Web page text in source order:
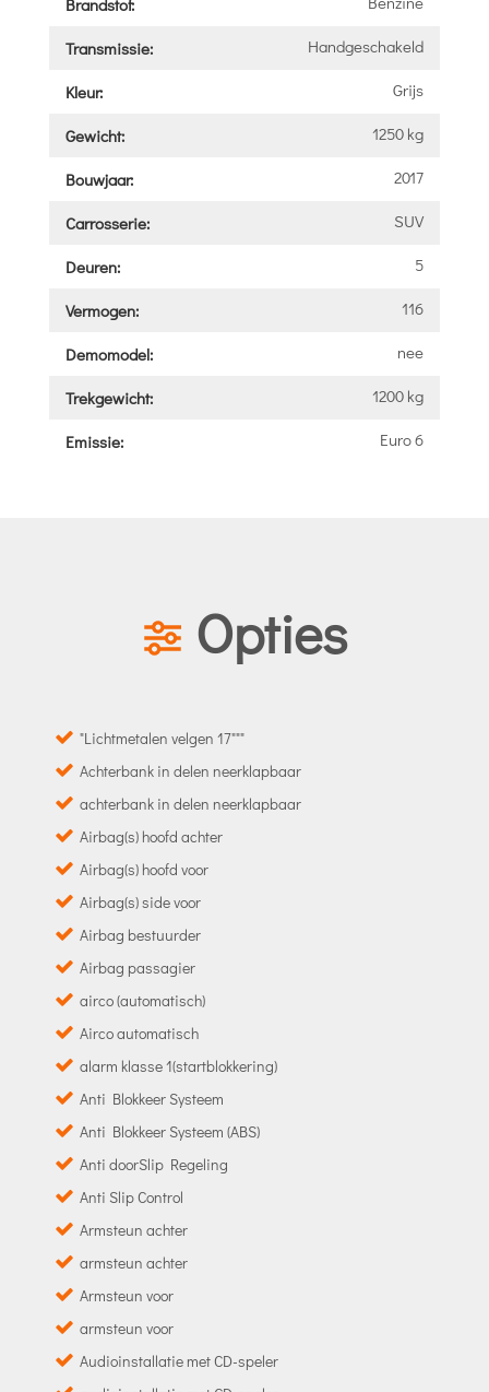
Transmissie: Handgeschakeld
Kleur: Grijs
Gewicht: 1250 kg
Bouwjaar: 2017
Carrosserie: SUV
Deuren: 5
Vermogen: 116
Demomodel: nee
Trekgewicht: 1200 kg
Emissie: Euro 6
Opties
"Lichtmetalen velgen 17"""
Achterbank in delen neerklapbaar
achterbank in delen neerklapbaar
Airbag(s) hoofd achter
Airbag(s) hoofd voor
Airbag(s) side voor
Airbag bestuurder
Airbag passagier
airco (automatisch)
Airco automatisch
alarm klasse 1(startblokkering)
Anti Blokkeer Systeem
Anti Blokkeer Systeem (ABS)
Anti doorSlip Regeling
Anti Slip Control
Armsteun achter
armsteun achter
Armsteun voor
armsteun voor
Audioinstallatie met CD-speler